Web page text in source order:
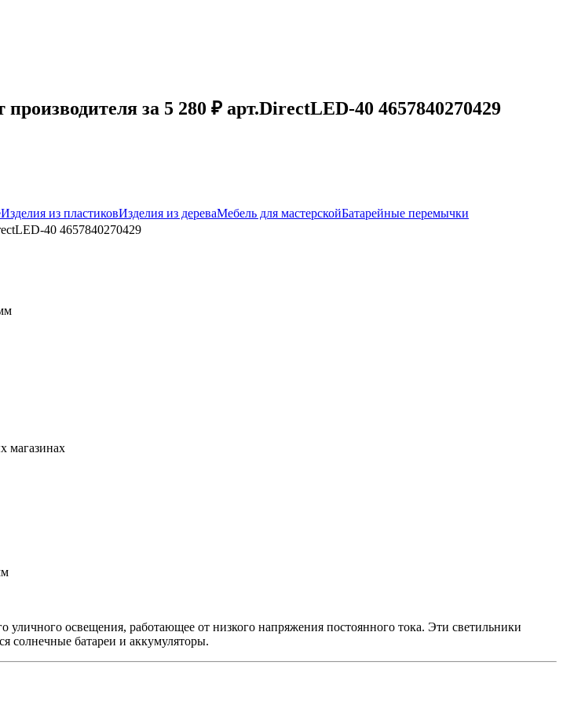
за 5 280 ₽ арт.DirectLED-40 4657840270429
Изделия из пластиковИзделия из дереваМебель для мастерскойБатарейные перемычки
40 4657840270429
магазинах
освещения, работающее от низкого напряжения постоянного тока. Эти светильники
солнечные батареи и аккумуляторы.